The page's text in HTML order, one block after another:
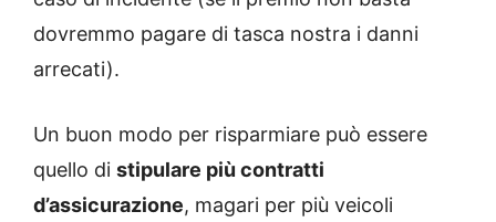
dovremmo pagare di tasca nostra i danni
arrecati).
Un buon modo per risparmiare può essere
quello di stipulare più contratti
d’assicurazione, magari per più veicoli